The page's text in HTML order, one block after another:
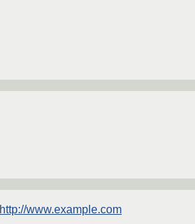
http://www.example.com